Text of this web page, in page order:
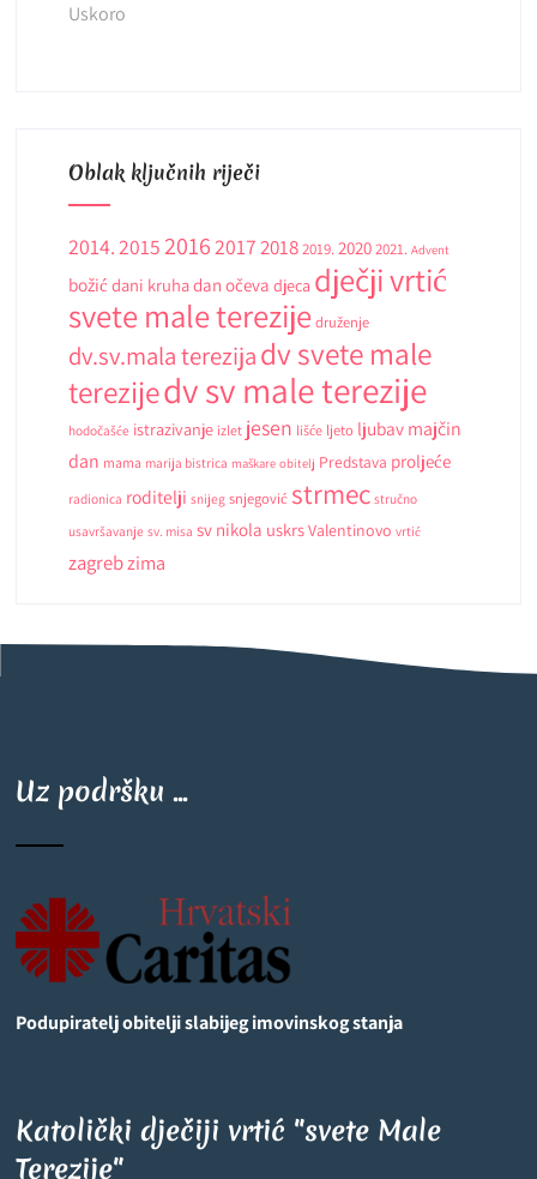
Uskoro
Oblak ključnih riječi
2014.2015201620172018 2019. 2020 2021. Advent
božić dani kruhadan očeva djeca dječji vrtić
svete male terezije druženje
dv.sv.mala terezijadv svete male
terezijedv sv male terezije
hodočašće istrazivanje izlet jesen lišće ljeto ljubav majčin
dan mama marija bistrica maškare obitelj Predstava proljeće
radionica roditelji snijeg snjegović strmec stručno
usavršavanje sv. misa sv nikola uskrsValentinovo vrtić
zagrebzima
Uz podršku ...
Podupiratelj obitelji slabijeg imovinskog stanja
Katolički dječiji vrtić "svete Male
Terezije"